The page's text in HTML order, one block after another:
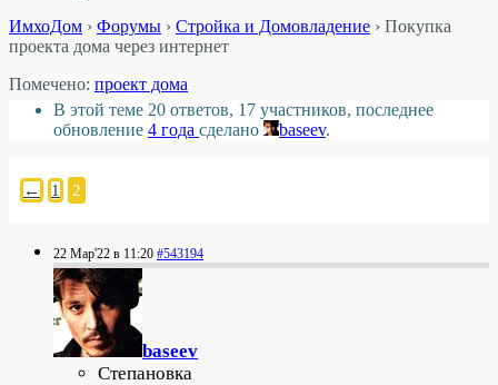
ИмхоДом › Форумы › Стройка и Домовладение › Покупка
проекта дома через интернет
Помечено: проект дома
В этой теме 20 ответов, 17 участников, последнее
обновление 4 года сделано baseev.
← 1 2
22 Мар'22 в 11:20 #543194
baseev
Степановка